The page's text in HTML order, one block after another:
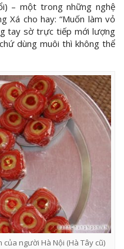
– một trong những nghệ
Xá cho hay: “Muốn làm vỏ
tay sờ trực tiếp mới lượng
dùng muôi thì không thể
người Hà Nội (Hà Tây cũ)